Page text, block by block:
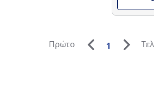
Πρώτο 1